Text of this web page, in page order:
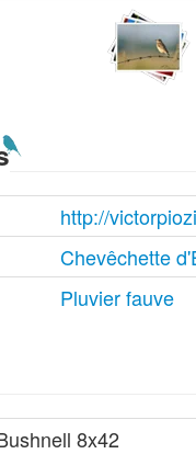
http://
Chevêchette
Pluvier fauve
8x42